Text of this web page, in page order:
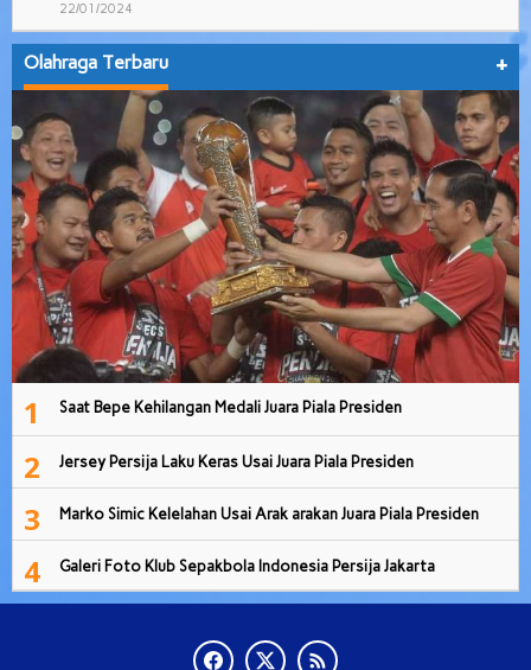
22/01/2024
Olahraga Terbaru +
1 Saat Bepe Kehilangan Medali Juara Piala Presiden
2 Jersey Persija Laku Keras Usai Juara Piala Presiden
3 Marko Simic Kelelahan Usai Arak arakan Juara Piala Presiden
4 Galeri Foto Klub Sepakbola Indonesia Persija Jakarta